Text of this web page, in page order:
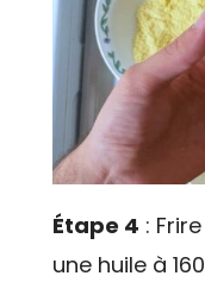
Étape 4 :
une huile à